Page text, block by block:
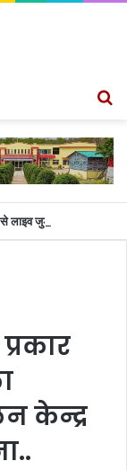
जुड़ने का मौका
केन्द्र